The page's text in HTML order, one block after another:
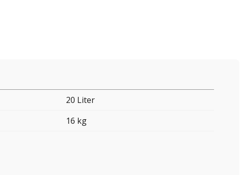
20 Liter
16 kg